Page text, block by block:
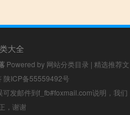
大全
Powered by 网站分类目录 | 精选推荐文
陕ICP备55559492号
发邮件到f_fb#foxmail.com说明，我们
，谢谢